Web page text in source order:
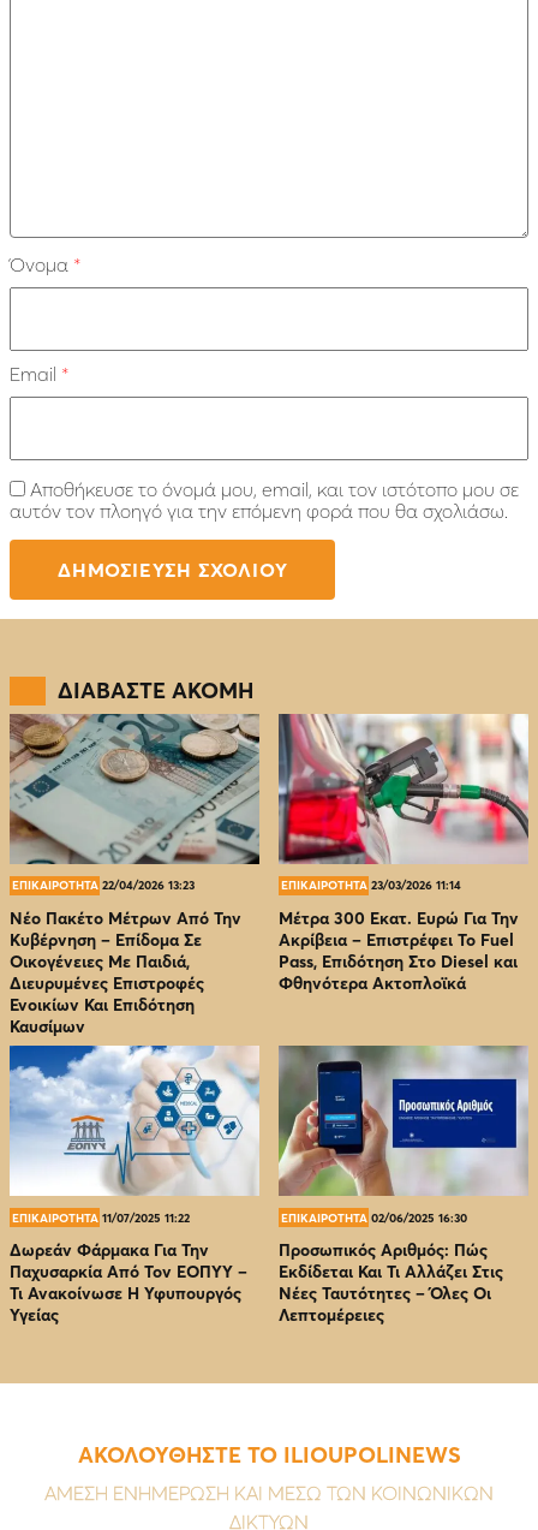
Όνομα *
Email *
Αποθήκευσε το όνομά μου, email, και τον ιστότοπο μου σε
αυτόν τον πλοηγό για την επόμενη φορά που θα σχολιάσω.
ΔΙΑΒΑΣΤΕ ΑΚΟΜΗ
ΕΠΙΚΑΙΡΟΤΗΤΑ 22/04/2026 13:23
Νέο Πακέτο Μέτρων Από Την
Κυβέρνηση – Επίδομα Σε
Οικογένειες Με Παιδιά,
Διευρυμένες Επιστροφές
Ενοικίων Και Επιδότηση
Καυσίμων
ΕΠΙΚΑΙΡΟΤΗΤΑ 23/03/2026 11:14
Μέτρα 300 Εκατ. Ευρώ Για Την
Ακρίβεια – Επιστρέφει Το Fuel
Pass, Επιδότηση Στο Diesel και
Φθηνότερα Ακτοπλοϊκά
ΕΠΙΚΑΙΡΟΤΗΤΑ 11/07/2025 11:22
Δωρεάν Φάρμακα Για Την
Παχυσαρκία Από Τον EOΠΥΥ –
Τι Ανακοίνωσε Η Υφυπουργός
Υγείας
ΕΠΙΚΑΙΡΟΤΗΤΑ 02/06/2025 16:30
Προσωπικός Αριθμός: Πώς
Εκδίδεται Και Τι Αλλάζει Στις
Νέες Ταυτότητες – Όλες Οι
Λεπτομέρειες
ΑΚΟΛΟΥΘΗΣΤΕ ΤΟ ILIOUPOLINEWS
ΑΜΕΣΗ ΕΝΗΜΕΡΩΣΗ ΚΑΙ ΜΕΣΩ ΤΩΝ ΚΟΙΝΩΝΙΚΩΝ
ΔΙΚΤΥΩΝ